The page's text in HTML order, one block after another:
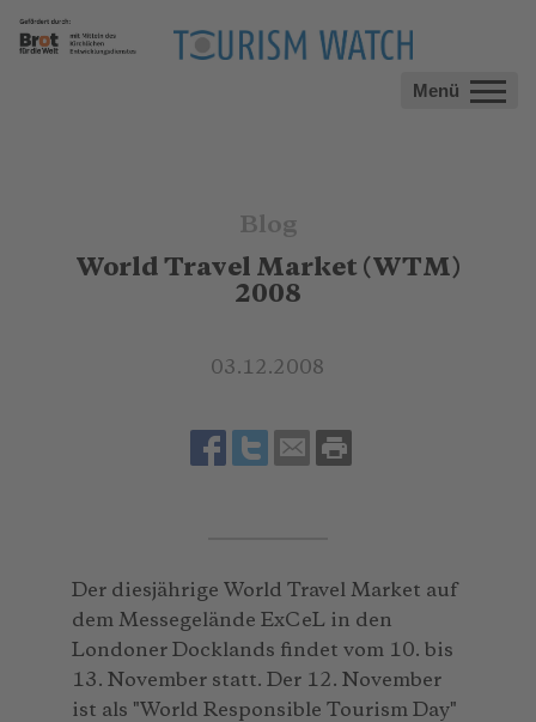
Menü
Blog
World Travel Market (WTM)
2008
03.12.2008
Der diesjährige World Travel Market auf
dem Messegelände ExCeL in den
Londoner Docklands findet vom 10. bis
13. November statt. Der 12. November
ist als "World Responsible Tourism Day"